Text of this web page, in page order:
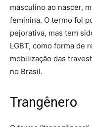
masculino ao nascer,
feminina. O termo foi
pejorativa, mas tem
LGBT, como forma de
mobilização das
no Brasil.
Trangênero